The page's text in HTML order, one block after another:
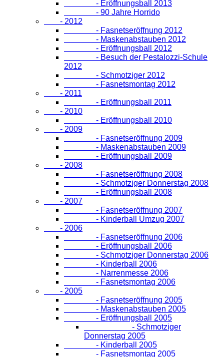
- Eröffnungsball 2013
- 90 Jahre Horrido
- 2012
- Fasnetseröffnung 2012
- Maskenabstauben 2012
- Eröffnungsball 2012
- Besuch der Pestalozzi-Schule
2012
- Schmotziger 2012
- Fasnetsmontag 2012
- 2011
- Eröffnungsball 2011
- 2010
- Eröffnungsball 2010
- 2009
- Fasnetseröffnung 2009
- Maskenabstauben 2009
- Eröffnungsball 2009
- 2008
- Fasnetseröffnung 2008
- Schmotziger Donnerstag 2008
- Eröffnungsball 2008
- 2007
- Fasnetseröffnung 2007
- Kinderball Umzug 2007
- 2006
- Fasnetseröffnung 2006
- Eröffnungsball 2006
- Schmotziger Donnerstag 2006
- Kinderball 2006
- Narrenmesse 2006
- Fasnetsmontag 2006
- 2005
- Fasnetseröffnung 2005
- Maskenabstauben 2005
- Eröffnungsball 2005
- Schmotziger
Donnerstag 2005
- Kinderball 2005
- Fasnetsmontag 2005